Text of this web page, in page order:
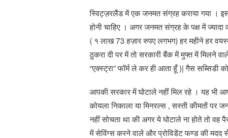
स्विट्ज़रलैंड में एक जनमत संग्रह कराया गया ।
होनी चाहिए । अगर जनमत संग्रह के पक्ष में
( १ लाख 73 हज़ार रुपए लगभग) हर महीने हर
ठुकरा दी पर में तो सरकारी बैंक में मुफ्त में मिलने
“एक्स्ट्रा” फॉर्म ले कर ही आता हूँ )| गैस सब्सिडी
आपकी सरकार में घोटाले नहीं मिल रहे । यह भी
कोयला निकाला या मिनरल्स , सस्ती कीमतों पर
नहीं सोचता था की अगर ये घोटाले ना होते तो
में सेविंग्स करने वाले और प्रोविडेंट फण्ड की मदद से